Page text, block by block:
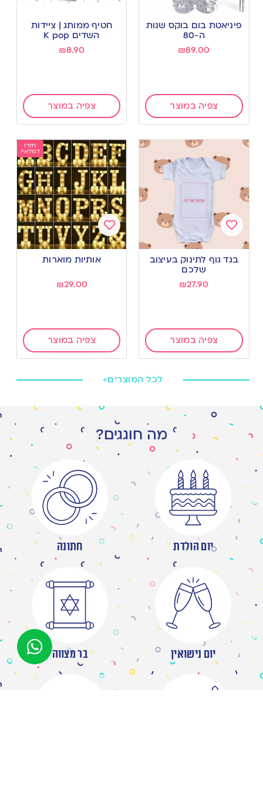
Add
to
wishlist
פיניאטת בום בוקס שנות
ה-80
₪89.00
צפיה במוצר
wishlist
חטיף ממותג | ציידות
השדים K pop
₪8.90
צפיה במוצר
to
wishlist
בגד גוף לתינוק בעיצוב
שלכם
₪27.90
צפיה במוצר
חזרו
למלאי!
Add
wishlist
אותיות מוארות
₪29.00
צפיה במוצר
לכל המוצרים>
מה חוגגים?
יום הולדת חתונה
יום נישואין בר מצווה